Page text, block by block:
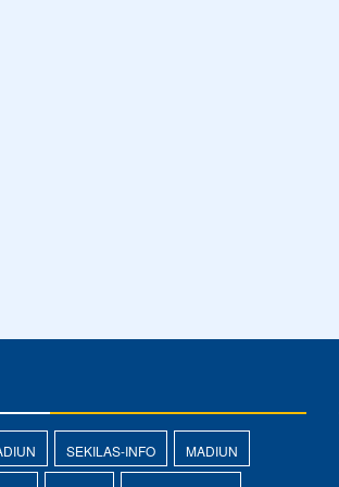
SEKILAS-INFO MADIUN